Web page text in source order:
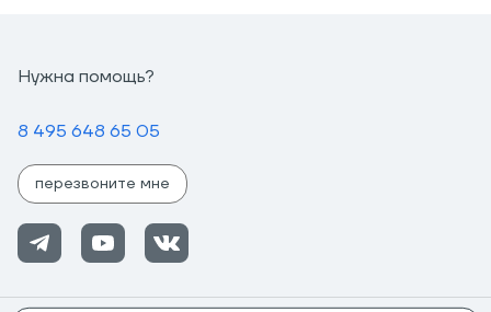
Нужна помощь?
8 495 648 65 05
перезвоните мне